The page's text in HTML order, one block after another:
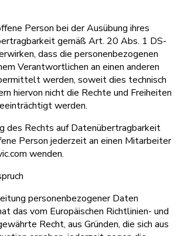
Person bei der Ausübung ihres
gemäß Art. 20 Abs. 1 DS-
dass die personenbezogenen
Verantwortlichen an einen anderen
werden, soweit dies technisch
hiervon nicht die Rechte und Freiheiten
werden.
des Rechts auf Datenübertragbarkeit
Person jederzeit an einen Mitarbeiter
wenden.
personenbezogener Daten
das vom Europäischen Richtlinien- und
Recht, aus Gründen, die sich aus